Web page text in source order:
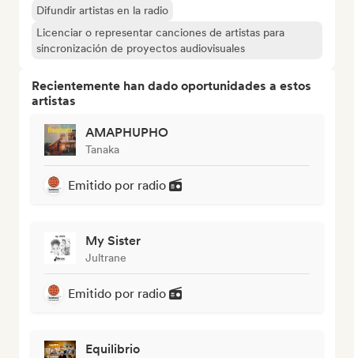
Difundir artistas en la radio
Licenciar o representar canciones de artistas para
sincronización de proyectos audiovisuales
Recientemente han dado oportunidades a estos
artistas
AMAPHUPHO
Tanaka
Emitido por radio
My Sister
Jultrane
Emitido por radio
Equilibrio